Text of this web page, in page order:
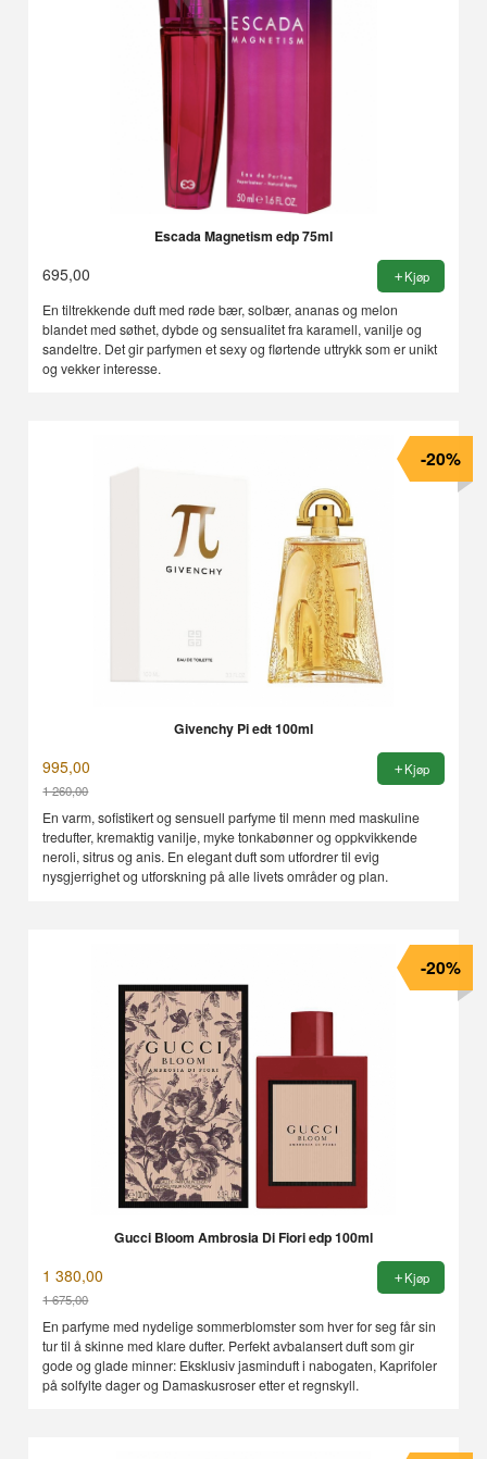
Escada Magnetism edp 75ml
695,00 Kjøp
En tiltrekkende duft med røde bær, solbær, ananas og melon
blandet med søthet, dybde og sensualitet fra karamell, vanilje og
sandeltre. Det gir parfymen et sexy og flørtende uttrykk som er unikt
og vekker interesse.
Givenchy Pi edt 100ml
995,00
1 260,00
Rabatt
-20%
Kjøp
En varm, sofistikert og sensuell parfyme til menn med maskuline
tredufter, kremaktig vanilje, myke tonkabønner og oppkvikkende
neroli, sitrus og anis. En elegant duft som utfordrer til evig
nysgjerrighet og utforskning på alle livets områder og plan.
Gucci Bloom Ambrosia Di Fiori edp 100ml
1 380,00
1 675,00
Rabatt
-20%
Kjøp
En parfyme med nydelige sommerblomster som hver for seg får sin
tur til å skinne med klare dufter. Perfekt avbalansert duft som gir
gode og glade minner: Eksklusiv jasminduft i nabogaten, Kaprifoler
på solfylte dager og Damaskusroser etter et regnskyll.